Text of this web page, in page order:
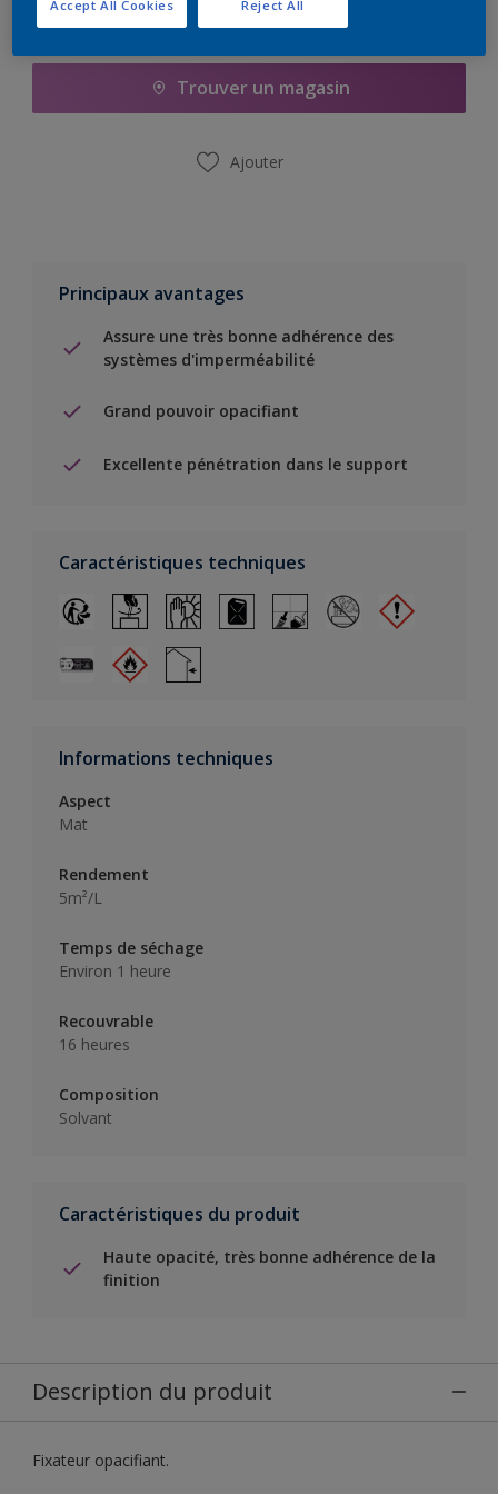
Ajouter à la liste d’achats
Trouver un magasin
Ajouter
Principaux avantages
Assure une très bonne adhérence des
systèmes d'imperméabilité
Grand pouvoir opacifiant
Excellente pénétration dans le support
Caractéristiques techniques
Informations techniques
Aspect
Mat
Rendement
5m²/L
Temps de séchage
Environ 1 heure
Recouvrable
16 heures
Composition
Solvant
Caractéristiques du produit
Haute opacité, très bonne adhérence de la
finition
Description du produit
Fixateur opacifiant.
Reject All
Accept All Cookies